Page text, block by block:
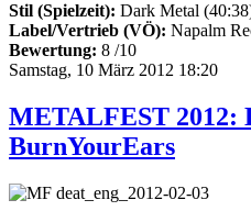
Stil (Spielzeit): Dark Metal
Label/Vertrieb (VÖ): Napalm
Bewertung: 8 /10
Samstag, 10 März 2012 18:20
METALFEST 2012:
BurnYourEars